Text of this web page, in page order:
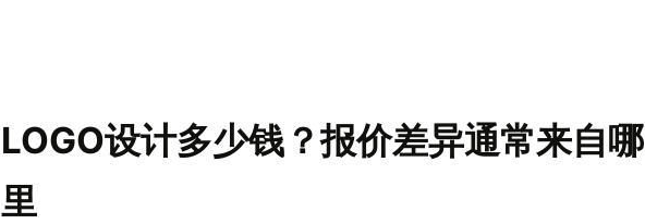
LOGO设计多少钱？报价差异通常来自哪
里